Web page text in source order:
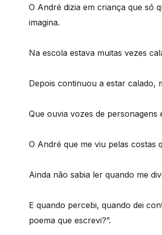
O André dizia em criança que só
imagina.
Na escola estava muitas vezes
Depois continuou a estar calado,
Que ouvia vozes de personagens
O André que me viu pelas costas
Ainda não sabia ler quando me
E quando percebi, quando dei
poema que escrevi?”.